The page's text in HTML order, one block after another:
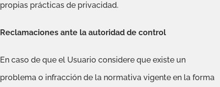
propias prácticas de privacidad.
Reclamaciones ante la autoridad de control
En caso de que el Usuario considere que existe un
problema o infracción de la normativa vigente en la forma